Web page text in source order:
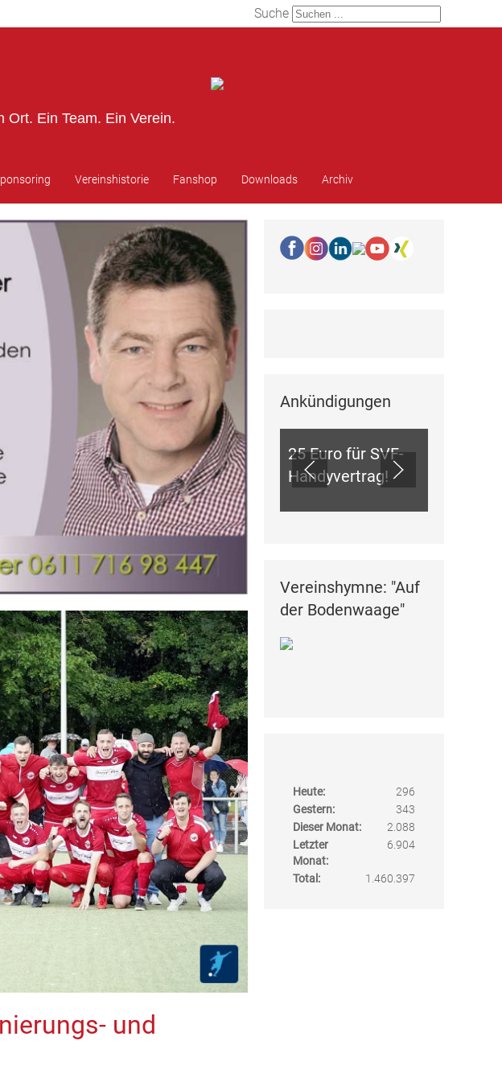
Suche
Ort. Ein Team. Ein Verein.
Vereinshistorie Fanshop Downloads Archiv
und
Ankündigungen
ANKÜNDIGUNGEN
25 Euro für SVF-
Handyvertrag!
Vereinshymne: "Auf
der Bodenwaage"
Heute:
296
Gestern:
343
Dieser Monat:
2.088
Letzter
Monat:
6.904
Total: 1.460.397